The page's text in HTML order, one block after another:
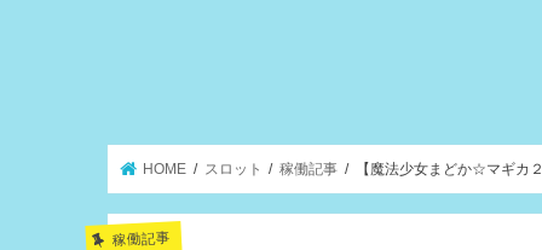
HOME スロット 稼働記事 【魔法少女まどか☆マギカ
稼働記事